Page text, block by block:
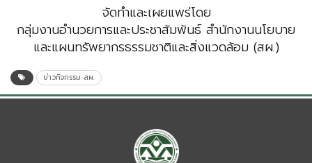
จัดทำและเผยแพร่โดย
กลุ่มงานอำนวยการและประชาสัมพันธ์ สำนักงานนโยบาย
และแผนทรัพยากรธรรมชาติและสิ่งแวดล้อม (สผ.)
ข่าวกิจกรรม สผ.